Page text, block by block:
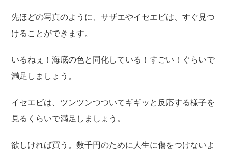
先ほどの写真のように、サザエやイセエビは、すぐ見つ
けることができます。
いるねぇ！海底の色と同化している！すごい！ぐらいで
満足しましょう。
イセエビは、ツンツンつついてギギッと反応する様子を
見るくらいで満足しましょう。
欲しければ買う。数千円のために人生に傷をつけないよ